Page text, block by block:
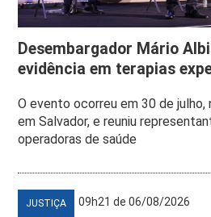
Desembargador Mário
evidência em terapias
O evento ocorreu em 30 de
em Salvador, e reuniu
operadoras de saúde
JUSTIÇA 09h21 de 06/08/2026